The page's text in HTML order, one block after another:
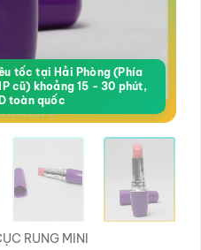
tốc tại Hải Phòng (Phía
cũ) khoảng 15 - 30 phút,
toàn quốc
RUNG MINI